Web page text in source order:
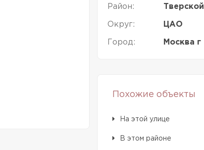
Район: Тверской
Округ: ЦАО
Город: Москва г
Похожие объекты
На этой улице
В этом районе